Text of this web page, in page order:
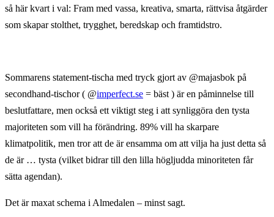
så här kvart i val: Fram med vassa, kreativa, smarta, rättvisa åtgärder
som skapar stolthet, trygghet, beredskap och framtidstro.
Sommarens statement-tischa med tryck gjort av @majasbok på
secondhand-tischor ( @imperfect.se = bäst ) är en påminnelse till
beslutfattare, men också ett viktigt steg i att synliggöra den tysta
majoriteten som vill ha förändring. 89% vill ha skarpare
klimatpolitik, men tror att de är ensamma om att vilja ha just detta så
de är … tysta (vilket bidrar till den lilla högljudda minoriteten får
sätta agendan).
Det är maxat schema i Almedalen – minst sagt.